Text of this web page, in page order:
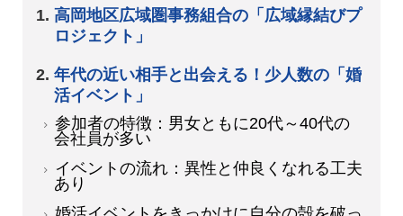
高岡地区広域圏事務組合の「広域縁結びプ
ロジェクト」
年代の近い相手と出会える！少人数の「婚
活イベント」
参加者の特徴：男女ともに20代～40代の
会社員が多い
イベントの流れ：異性と仲良くなれる工夫
あり